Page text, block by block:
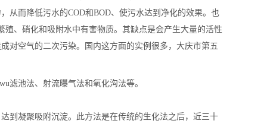
从而降低污水的COD和BOD、使污水达到净化的效果。也
殖、硝化和吸附水中有害物质。其缺点是会产生大量的活性
对空气的二次污染。国内这方面的实例很多，大庆市第五
滤池法、射流曝气法和氧化沟法等。
凝聚吸附沉淀。此方法是在传统的生化法之后，近三十